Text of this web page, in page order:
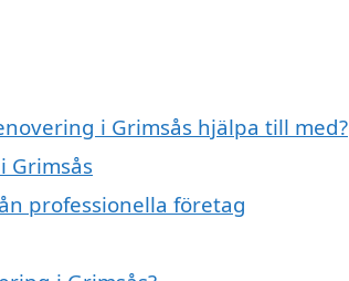
i Grimsås hjälpa till med?
Grimsås
professionella företag